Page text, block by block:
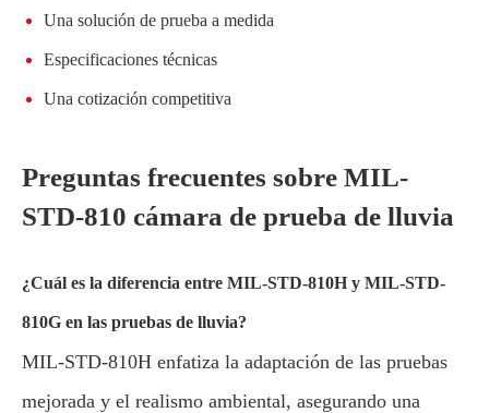
Una solución de prueba a medida
Especificaciones técnicas
Una cotización competitiva
Preguntas frecuentes sobre MIL-
STD-810 cámara de prueba de lluvia
¿Cuál es la diferencia entre MIL-STD-810H y MIL-STD-
810G en las pruebas de lluvia?
MIL-STD-810H enfatiza la adaptación de las pruebas
mejorada y el realismo ambiental, asegurando una